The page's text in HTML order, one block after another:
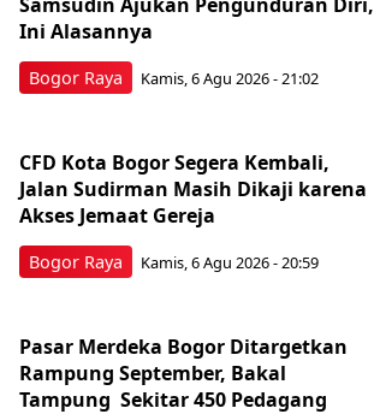
Bogor Raya
Ini Alasannya
Kamis, 6 Agu 2026 - 21:02
Bogor Raya
CFD Kota Bogor Segera Kembali,
Jalan Sudirman Masih Dikaji karena
Akses Jemaat Gereja
Kamis, 6 Agu 2026 - 20:59
Pasar Merdeka Bogor Ditargetkan
Rampung September, Bakal
Tampung Sekitar 450 Pedagang